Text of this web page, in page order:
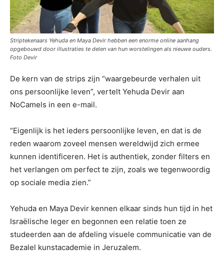
Striptekenaars Yehuda en Maya Devir hebben een enorme online aanhang
opgebouwd door illustraties te delen van hun worstelingen als nieuwe ouders.
Foto Devir
De kern van de strips zijn “waargebeurde verhalen uit
ons persoonlijke leven”, vertelt Yehuda Devir aan
NoCamels in een e-mail.
“Eigenlijk is het ieders persoonlijke leven, en dat is de
reden waarom zoveel mensen wereldwijd zich ermee
kunnen identificeren. Het is authentiek, zonder filters en
het verlangen om perfect te zijn, zoals we tegenwoordig
op sociale media zien.”
Yehuda en Maya Devir kennen elkaar sinds hun tijd in het
Israëlische leger en begonnen een relatie toen ze
studeerden aan de afdeling visuele communicatie van de
Bezalel kunstacademie in Jeruzalem.